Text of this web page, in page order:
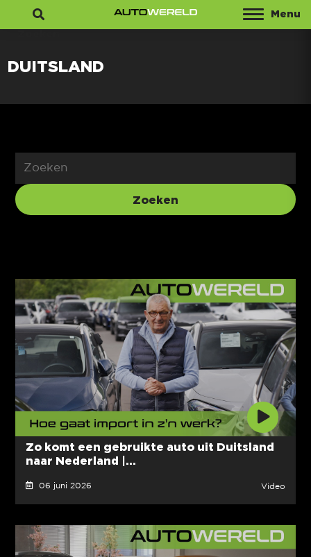
Menu
DUITSLAND
Zo komt een gebruikte auto uit Duitsland
naar Nederland |...
06 juni 2026 Video